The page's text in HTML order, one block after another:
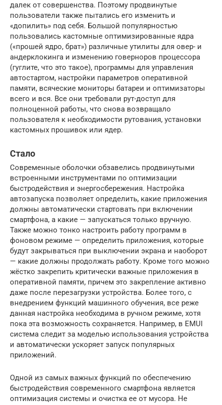
далек от совершенства. Поэтому продвинутые
пользователи также пытались его изменить и
«допилить» под себя. Большой популярностью
пользовались кастомные оптимизированные ядра
(«прошей ядро, брат») различные утилиты для овер- и
андерклокинга и изменению говерноров процессора
(гуглите, что это такое), программы для управления
автостартом, настройки параметров оперативной
памяти, всяческие мониторы батареи и оптимизаторы
всего и вся. Все они требовали рут-доступ для
полноценной работы, что снова возвращало
пользователя к необходимости рутования, установки
кастомных прошивок или ядер.
Стало
Современные оболочки обзавелись продвинутыми
встроенными инструментами по оптимизации
быстродействия и энергосбережения. Настройка
автозапуска позволяет определить, какие приложения
должны автоматически стартовать при включении
смартфона, а какие — запускаться только вручную.
Также можно тонко настроить работу программ в
фоновом режиме — определить приложения, которые
будут закрываться при выключении экрана и наоборот
— какие должны продолжать работу. Кроме того можно
жёстко закрепить критически важные приложения в
оперативной памяти, причем это закрепление активно
даже после перезагрузки устройства. Более того, с
внедрением функций машинного обучения, все реже
данная настройка необходима в ручном режиме, хотя
пока эта возможность сохраняется. Например, в EMUI
система следит за моделью использования устройства
и автоматически ускоряет запуск популярных
приложений.
Одной из самых важных функций по обеспечению
быстродействия современного смартфона является
оптимизация системы и очистка ее от мусора. Не